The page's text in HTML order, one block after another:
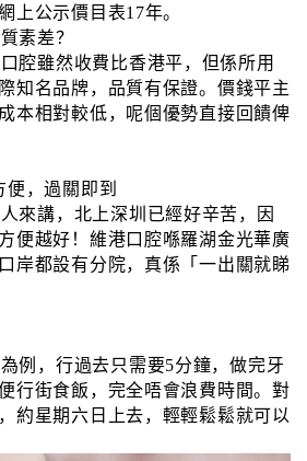
上公示價目表17年。
素差？
腔雖然收費比香港平，但係所用
知名品牌，品質有保證。價錢平主
本相對較低，呢個優勢直接回饋俾
，過關即到
來講，北上深圳已經好辛苦，因
便越好！維港口腔喺羅湖金光華廣
岸都設有分院，真係「一出關就睇
例，行過去只需要5分鐘，做完牙
行街食飯，完全唔會浪費時間。對
約星期六日上去，輕輕鬆鬆就可以